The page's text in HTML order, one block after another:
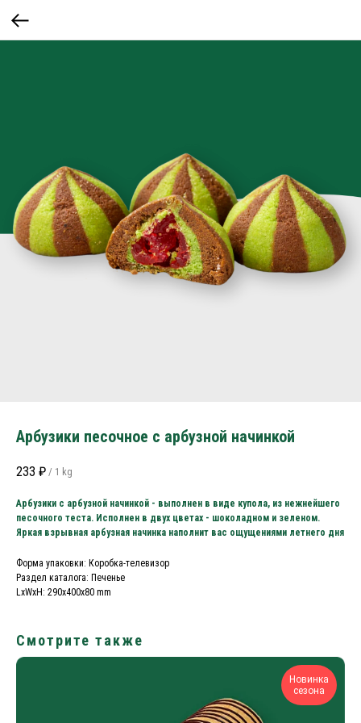
Арбузики песочное с арбузной начинкой
233 ₽ / 1 kg
Арбузики с арбузной начинкой - выполнен в виде купола, из нежнейшего
песочного теста. Исполнен в двух цветах - шоколадном и зеленом.
Яркая взрывная арбузная начинка наполнит вас ощущениями летнего дня
Форма упаковки: Коробка-телевизор
Раздел каталога: Печенье
LxWxH: 290x400x80 mm
Смотрите также
Новинка
сезона